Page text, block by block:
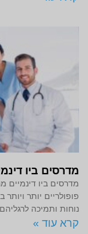
מדרסים ביו
מדרסים ביו דינמיים
פופולריים יותר
נוחות ותמיכה
קרא עוד »